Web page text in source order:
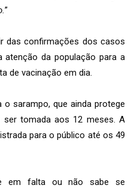
”
das confirmações dos casos
atenção da população para a
de vacinação em dia.
sarampo, que ainda protege
ser tomada aos 12 meses. A
para o público até os 49
em falta ou não sabe se